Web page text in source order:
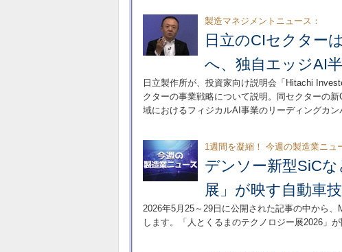
製造マネジメントニュース：
日立のCIセクター
へ、独自エッジAI
日立製作所が、投資家向け説明会「Hitachi
クターの事業戦略について説明。同セクターの
域におけるフィジカルAI事業のリーディングカン
1週間を凝縮！ 今週の製造業ニュ
デンソー新型SiC
展」が映す自動車
2026年5月25～29日に公開された記事の中から
します。「人とくるまのテクノロジー展2026」が